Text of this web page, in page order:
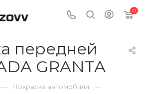
0
передней
GRANTA
— Покраска автомобиля —